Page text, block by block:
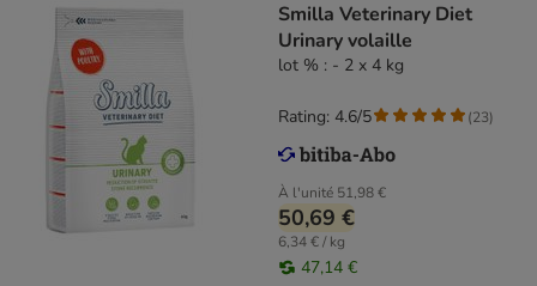
Smilla Veterinary Diet
Urinary volaille
lot % : - 2 x 4 kg
À l'unité 51,98 €
50,69 €
6,34 € / kg
47,14 €
Rating: 4.6/5 (23)